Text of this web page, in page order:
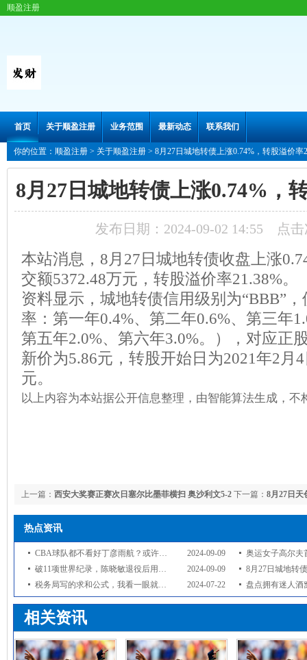
顺盈注册
首页 关于顺盈注册 业务范围 最新动态 联系我们
你的位置： 顺盈注册 > 关于顺盈注册 > 8月27日城地转债上涨0.74%，转股溢价率
8月27日城地转债上涨0.74%，
发布日期：2024-09-02 14:55 点击
本站消息，8月27日城地转债收盘上涨
交额5372.48万元，转股溢价率21.38%。
资料显示，城地转债信用级别为“BBB”
率：第一年0.4%、第二年0.6%、第三年
第五年2.0%、第六年3.0%。），对应正
新价为5.86元，转股开始日为2021年2月
元。
以上内容为本站据公开信息整理，由智能算法生成，不
下一篇： 8月27日天
上一篇： 西安大奖赛正赛次日塞尔比墨菲横扫 奥沙利文5-2
热点资讯
2024-09-09
CBA球队都不看好丁彦雨航？或许该退役了？
奥运女子高尔夫首轮：
2024-09-09
破11项世界纪录，陈晓敏退役后用金牌为家乡建设小学
8月27日城地转债上涨
2024-07-22
税务局写的求和公式，我看一眼就服了！ 盘点拥有迷人酒窝的韩剧男神！
相关资讯